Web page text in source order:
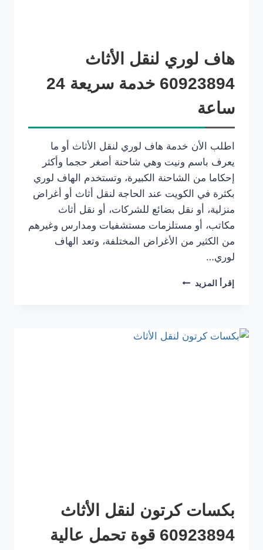
هاف لوري لنقل الأثاث
60923894 خدمة سريعة 24
ساعة
اطلب الأن خدمة هاف لوري لنقل الأثاث أو ما
يعرف باسم ونيت وهي شاحنة أصغر حجما وأكثر
إحكاما من الشاحنة الكبيرة، وتستخدم الهاف لوري
بكثرة في الكويت عند الحاجة لنقل أثاث أو أغراض
منزلية، أو نقل بضائع للشركات، أو نقل أثاث
مكاتب، أو مستلزمات مستشفيات ومدارس وغيرهم
من الكثير من الأغراض المختلفة، وتعد الهاف
لوري…
إقرأ المزيد
بكسات كرتون لنقل الأثاث
60923894 قوة تحمل عالية